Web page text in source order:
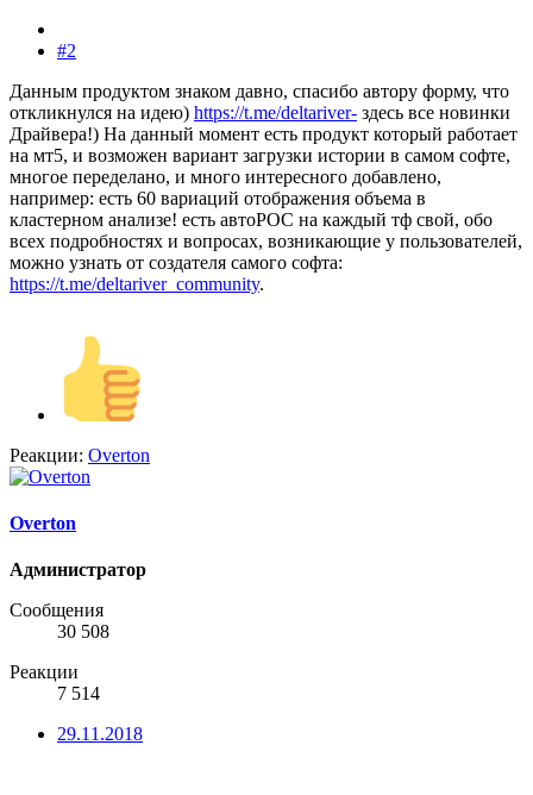
#2
Данным продуктом знаком давно, спасибо автору форму, что
откликнулся на идею) https://t.me/deltariver- здесь все новинки
Драйвера!) На данный момент есть продукт который работает
на мт5, и возможен вариант загрузки истории в самом софте,
многое переделано, и много интересного добавлено,
например: есть 60 вариаций отображения объема в
кластерном анализе! есть автоPOC на каждый тф свой, обо
всех подробностях и вопросах, возникающие у пользователей,
можно узнать от создателя самого софта:
https://t.me/deltariver_community.
Реакции: Overton
Overton
Администратор
Сообщения
30 508
Реакции
7 514
29.11.2018